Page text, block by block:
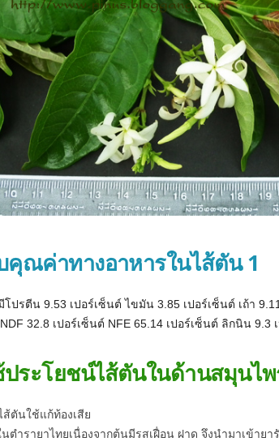
คุณค่าทางอาหารในไส้ตัน 1
โปรตีน 9.53 เปอร์เซ็นต์ ไขมัน 3.85 เปอร์เซ็นต์ เถ้า
32.8 เปอร์เซ็นต์ NFE 65.14 เปอร์เซ็นต์ ลิกนิน 9.3
ประโยชน์ไส้ตันในด้านสมุนไ
ส้ตันใช้แก้ท้องเสีย
ตำรายาไทยเนื่องจากต้นมีรสเฝื่อน ฝาด จึงนำมาเข้าย